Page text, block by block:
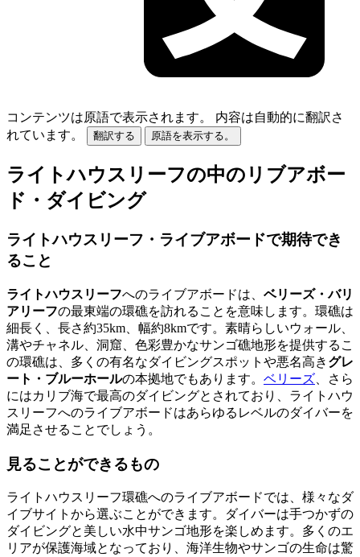
コンテンツは原語で表示されます。
内容は自動的に翻訳さ
れています。
翻訳する 原語を表示する。
ライトハウスリーフの中のリブアボー
ド・ダイビング
ライトハウスリーフ・ライブアボードで期待でき
ること
ライトハウスリーフへのライブアボードは、 ベリーズ・バリ
アリーフの最東端の環礁を訪れることを意味します。環礁は
細長く、長さ約35km、幅約8kmです。素晴らしいウォール、
溝やチャネル、洞窟、色彩豊かなサンゴ礁地形を提供するこ
の環礁は、多くの有名なダイビングスポットや悪名高き グレ
ート・ブルーホールの本拠地でもあります。 ベリーズ 、さら
にはカリブ海で最高のダイビングとされており、ライトハウ
スリーフへのライブアボードはあらゆるレベルのダイバーを
満足させることでしょう。
見ることができるもの
ライトハウスリーフ環礁へのライブアボードでは、様々なダ
イブサイトから選ぶことができます。ダイバーは手つかずの
ダイビングと美しい水中サンゴ地形を楽しめます。多くのエ
リアが保護海域となっており、海洋生物やサンゴの生命は驚